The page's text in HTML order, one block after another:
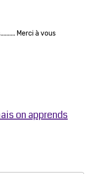
Merci à vous
on apprends